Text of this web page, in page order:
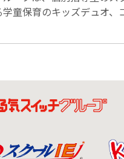
童保育のキッズデュオ